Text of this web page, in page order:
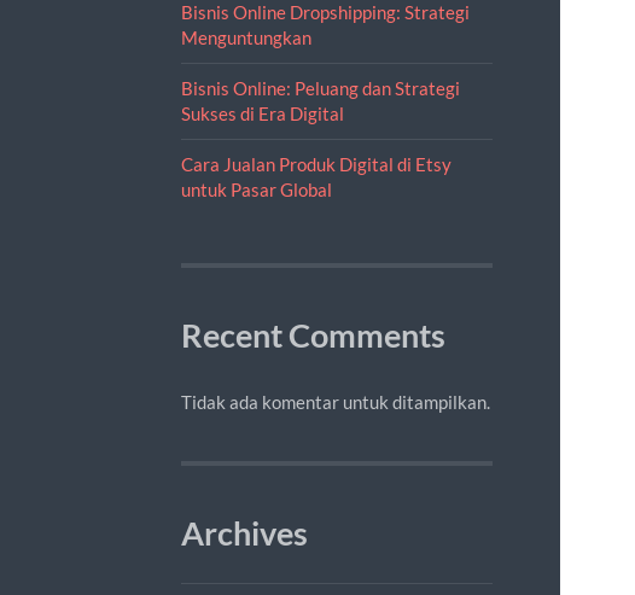
Bisnis Online Dropshipping: Strategi
Menguntungkan
Bisnis Online: Peluang dan Strategi
Sukses di Era Digital
Cara Jualan Produk Digital di Etsy
untuk Pasar Global
Recent Comments
Tidak ada komentar untuk ditampilkan.
Archives